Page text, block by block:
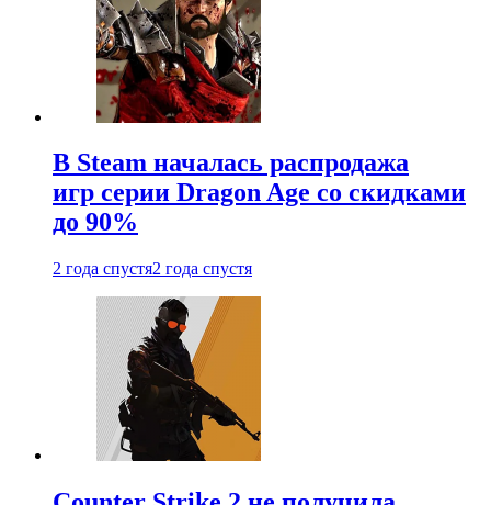
В Steam началась распродажа
игр серии Dragon Age со скидками
до 90%
2 года спустя2 года спустя